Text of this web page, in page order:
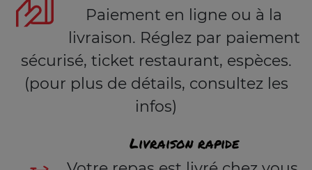
Paiement en ligne ou à la
livraison. Réglez par paiement
sécurisé, ticket restaurant, espèces.
(pour plus de détails, consultez les
infos)
Livraison rapide